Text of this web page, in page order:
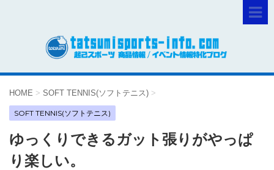
HOME > SOFT TENNIS(ソフトテニス) >
SOFT TENNIS(ソフトテニス)
ゆっくりできるガット張りがやっぱ
り楽しい。